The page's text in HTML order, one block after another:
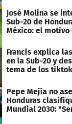
José Molina se
Sub-20 de
México: el motivo
Francis explica
en la Sub-20 y
tema de los
Pepe Mejía no
Honduras
Mundial 2030: